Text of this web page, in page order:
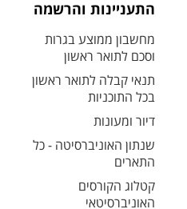
התעניינות והרשמה
מחשבון ממוצע בגרות
וסכם לתואר ראשון
תנאי קבלה לתואר ראשון
בכל התוכניות
דיור ומעונות
שנתון האוניברסיטה - כל
התארים
קטלוג הקורסים
האוניברסיטאי